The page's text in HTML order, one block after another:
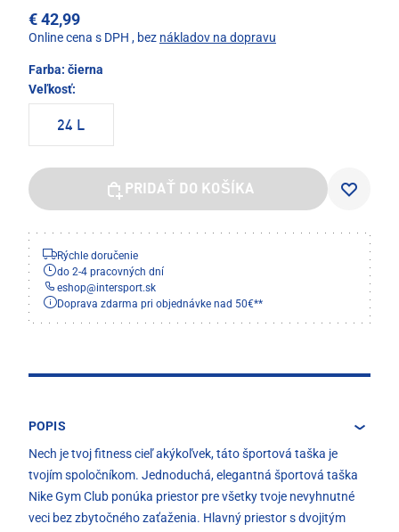
€ 42,99
Online cena s DPH , bez nákladov na dopravu
Farba: čierna
Veľkosť:
24 L
PRIDAŤ DO KOŠÍKA
Rýchle doručenie
do 2-4 pracovných dní
eshop@intersport.sk
Doprava zdarma pri objednávke nad 50€**
POPIS
Nech je tvoj fitness cieľ akýkoľvek, táto športová taška je
tvojím spoločníkom. Jednoduchá, elegantná športová taška
Nike Gym Club ponúka priestor pre všetky tvoje nevyhnutné
veci bez zbytočného zaťaženia. Hlavný priestor s dvojitým